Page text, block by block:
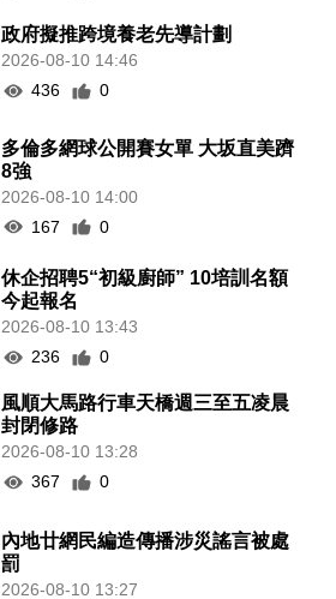
政府擬推跨境養老先導計劃
2026-08-10 14:46
436
0
多倫多網球公開賽女單 大坂直美躋
8強
2026-08-10 14:00
167
0
休企招聘5“初級廚師” 10培訓名額
今起報名
2026-08-10 13:43
236
0
風順大馬路行車天橋週三至五凌晨
封閉修路
2026-08-10 13:28
367
0
內地廿網民編造傳播涉災謠言被處
罰
2026-08-10 13:27